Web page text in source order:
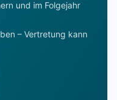
und im Folgejahr
– Vertretung kann